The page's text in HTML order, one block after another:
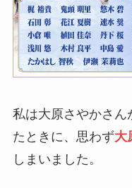
私は大原さやかさん
たときに、思わず大
しまいました。